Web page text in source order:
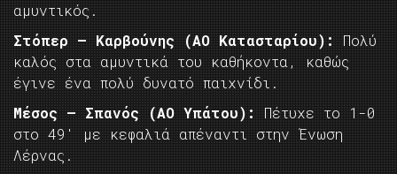
αμυντικός.
Στόπερ – Καρβούνης (ΑΟ Κατασταρίου):
Πολύ
καλός στα αμυντικά του καθήκοντα, καθώς
έγινε ένα πολύ δυνατό παιχνίδι.
Μέσος – Σπανός (ΑΟ Υπάτου):
Πέτυχε το 1-0
στο 49′ με κεφαλιά απέναντι στην Ένωση
Λέρνας.